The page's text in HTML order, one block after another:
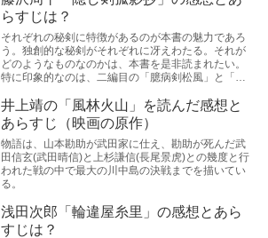
らすじは？
それぞれの秘剣に特徴があるのが本書の魅力であろ
う。独創的な秘剣がそれぞれに冴えわたる。それが
どのようなものなのかは、本書を是非読まれたい。
特に印象的なのは、二編目の「臆病剣松風」と「宿
井上靖の「風林火山」を読んだ感想と
あらすじ（映画の原作）
物語は、山本勘助が武田家に仕え、勘助が死んだ武
田信玄(武田晴信)と上杉謙信(長尾景虎)との幾度と行
われた戦の中で最大の川中島の決戦までを描いてい
る。
浅田次郎「輪違屋糸里」の感想とあら
すじは？